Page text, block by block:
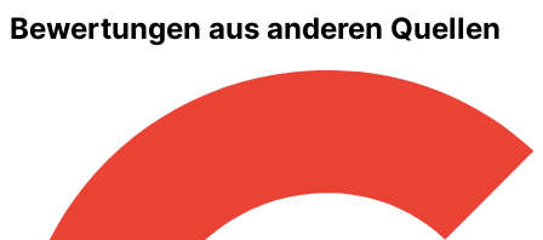
Bewertungen aus anderen Quellen